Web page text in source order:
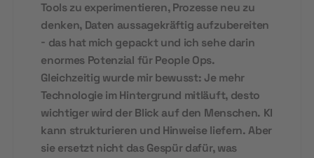
Tools zu experimentieren, Prozesse neu zu
denken, Daten aussagekräftig aufzubereiten
- das hat mich gepackt und ich sehe darin
enormes Potenzial für People Ops.
Gleichzeitig wurde mir bewusst: Je mehr
Technologie im Hintergrund mitläuft, desto
wichtiger wird der Blick auf den Menschen. KI
kann strukturieren und Hinweise liefern. Aber
sie ersetzt nicht das Gespür dafür, was